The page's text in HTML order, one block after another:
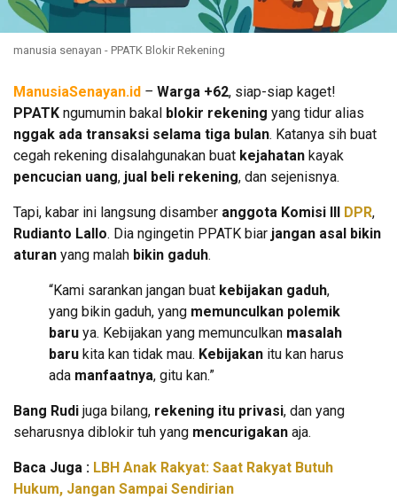
manusia senayan - PPATK Blokir Rekening
ManusiaSenayan.id – Warga +62, siap-siap kaget!
PPATK ngumumin bakal blokir rekening yang tidur alias
nggak ada transaksi selama tiga bulan. Katanya sih buat
cegah rekening disalahgunakan buat kejahatan kayak
pencucian uang, jual beli rekening, dan sejenisnya.
Tapi, kabar ini langsung disamber anggota Komisi III DPR,
Rudianto Lallo. Dia ngingetin PPATK biar jangan asal bikin
aturan yang malah bikin gaduh.
“Kami sarankan jangan buat kebijakan gaduh,
yang bikin gaduh, yang memunculkan polemik
baru ya. Kebijakan yang memunculkan masalah
baru kita kan tidak mau. Kebijakan itu kan harus
ada manfaatnya, gitu kan.”
Bang Rudi juga bilang, rekening itu privasi, dan yang
seharusnya diblokir tuh yang mencurigakan aja.
Baca Juga : LBH Anak Rakyat: Saat Rakyat Butuh
Hukum, Jangan Sampai Sendirian